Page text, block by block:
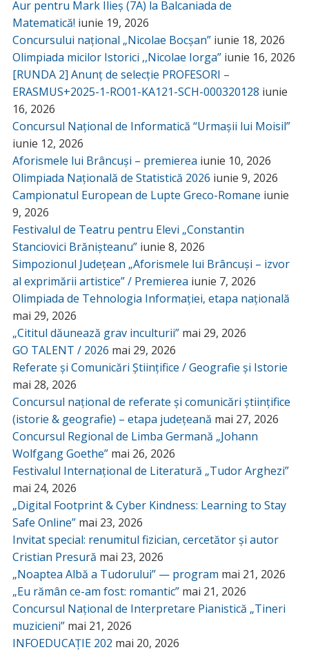
Aur pentru Mark Ilieș (7A) la Balcaniada de
Matematică! iunie 19, 2026
Concursului național „Nicolae Bocșan” iunie 18, 2026
Olimpiada micilor Istorici ,,Nicolae Iorga” iunie 16, 2026
[RUNDA 2] Anunț de selecție PROFESORI –
ERASMUS+2025-1-RO01-KA121-SCH-000320128 iunie
16, 2026
Concursul Național de Informatică “Urmașii lui Moisil”
iunie 12, 2026
Aforismele lui Brâncuși – premierea iunie 10, 2026
Olimpiada Națională de Statistică 2026 iunie 9, 2026
Campionatul European de Lupte Greco-Romane iunie
9, 2026
Festivalul de Teatru pentru Elevi „Constantin
Stanciovici Brănișteanu” iunie 8, 2026
Simpozionul Județean „Aforismele lui Brâncuși – izvor
al exprimării artistice” / Premierea iunie 7, 2026
Olimpiada de Tehnologia Informației, etapa națională
mai 29, 2026
„Cititul dăunează grav inculturii” mai 29, 2026
GO TALENT / 2026 mai 29, 2026
Referate și Comunicări Științifice / Geografie și Istorie
mai 28, 2026
Concursul național de referate și comunicări științifice
(istorie & geografie) – etapa județeană mai 27, 2026
Concursul Regional de Limba Germană „Johann
Wolfgang Goethe” mai 26, 2026
Festivalul Internațional de Literatură „Tudor Arghezi”
mai 24, 2026
„Digital Footprint & Cyber Kindness: Learning to Stay
Safe Online” mai 23, 2026
Invitat special: renumitul fizician, cercetător și autor
Cristian Presură mai 23, 2026
„Noaptea Albă a Tudorului” — program mai 21, 2026
„Eu rămân ce-am fost: romantic” mai 21, 2026
Concursul Național de Interpretare Pianistică „Tineri
muzicieni” mai 21, 2026
INFOEDUCAȚIE 202 mai 20, 2026